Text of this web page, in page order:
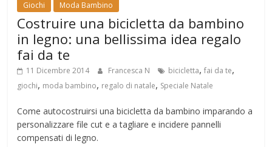
Giochi Moda Bambino
Costruire una bicicletta da bambino
in legno: una bellissima idea regalo
fai da te
11 Dicembre 2014 Francesca N bicicletta,fai da te,
giochi, moda bambino, regalo di natale, Speciale Natale
Come autocostruirsi una bicicletta da bambino imparando a
personalizzare file cut e a tagliare e incidere pannelli
compensati di legno.